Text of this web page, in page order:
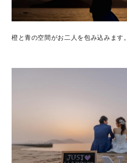
橙と青の空間がお二人を包み込みます。